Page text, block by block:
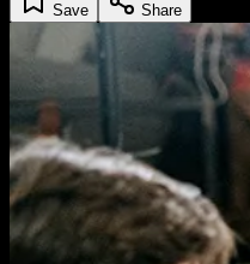
Save Share